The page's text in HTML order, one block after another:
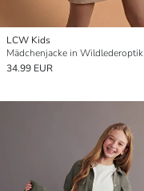
LCW Kids
Mädchenjacke in Wildlederoptik
34.99 EUR